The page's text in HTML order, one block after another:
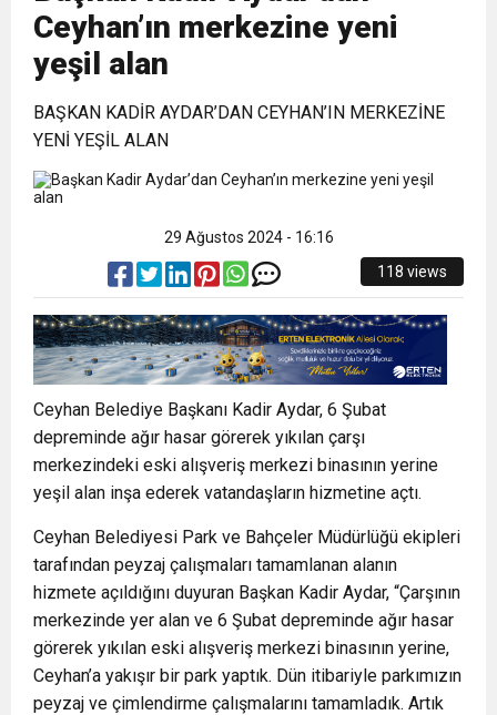
ve Onur Nişanesidir
CUMHURİYET BAYRAMI MESAJI
17:36 KURUMLAR VERGİSİ ERTELENDİ
1:00 İTSO İŞ-KUR SGK TOPLANTI
DUYURUSU
21:40 CEYLANDERE’DE BAŞKAN EMRAH
KARAÇAY’A SEVGİ SELİ
BAŞKAN SAMİ ÜSTÜN’DEN
GÖNÜLLERE DOKUNAN ZİYARET
Ceyhan’ın merkezine yeni
yeşil alan
BAŞKAN KADİR AYDAR’DAN CEYHAN’IN MERKEZİNE
YENİ YEŞİL ALAN
29 Ağustos 2024 - 16:16
118 views
Ceyhan Belediye Başkanı Kadir Aydar, 6 Şubat
depreminde ağır hasar görerek yıkılan çarşı
merkezindeki eski alışveriş merkezi binasının yerine
yeşil alan inşa ederek vatandaşların hizmetine açtı.
Ceyhan Belediyesi Park ve Bahçeler Müdürlüğü ekipleri
tarafından peyzaj çalışmaları tamamlanan alanın
hizmete açıldığını duyuran Başkan Kadir Aydar, “Çarşının
merkezinde yer alan ve 6 Şubat depreminde ağır hasar
görerek yıkılan eski alışveriş merkezi binasının yerine,
Ceyhan’a yakışır bir park yaptık. Dün itibariyle parkımızın
peyzaj ve çimlendirme çalışmalarını tamamladık. Artık